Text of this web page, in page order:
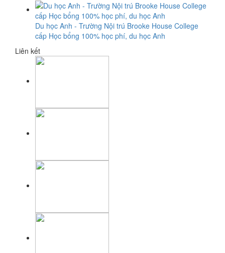
Du học Anh - Trường Nội trú Brooke House College
cấp Học bổng 100% học phí, du học Anh
Liên kết